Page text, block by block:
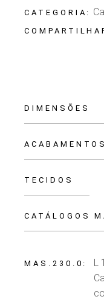
CATEGORIA:
DIMENSÕES
ACABAMENTOS
TECIDOS
CATÁLOGOS
MAS.230.0
L